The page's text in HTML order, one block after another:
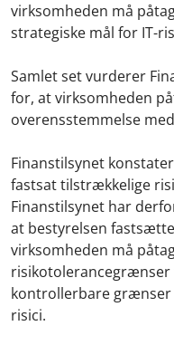
virksomheden må
strategiske mål for IT-
Samlet set vurderer
for, at virksomheden
overensstemmelse
Finanstilsynet
fastsat tilstrækkelige
Finanstilsynet har
at bestyrelsen
virksomheden må
risikotolerancegrænser
kontrollerbare grænser
risici.